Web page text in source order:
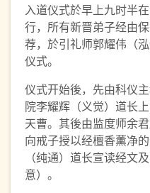
入道仪式於早上九时半
行，所有新晋弟子经由
荐，於引礼师郭耀伟（
仪式。
仪式开始後，先由科仪
院李耀辉（义觉）道长
天曹。其後由监度师余
向戒子授以经檀香薰净
（纯通）道长宣读经文
意）。